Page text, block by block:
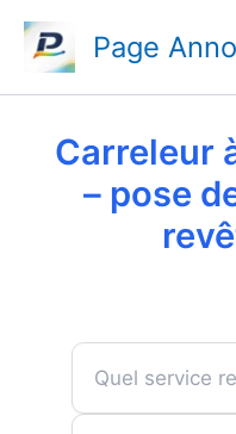
contenu
Page
Carreleur
– pose